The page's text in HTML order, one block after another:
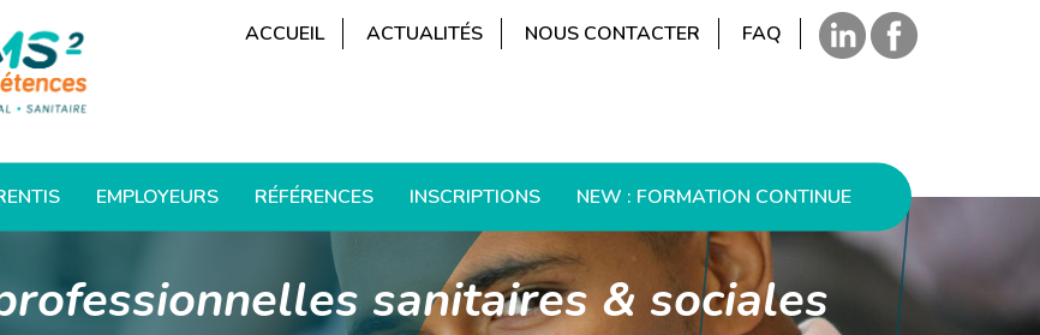
ACCUEIL ACTUALITÉS NOUS CONTACTER FAQ
EMPLOYEURS RÉFÉRENCES INSCRIPTIONS NEW : FORMATION CONTINUE
sanitaires & sociales